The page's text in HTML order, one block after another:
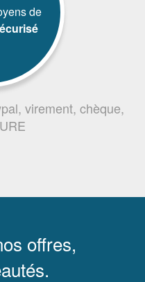
de
virement, chèque,
offres,